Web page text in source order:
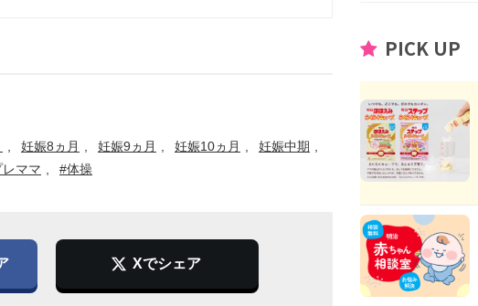
妊娠8ヵ月 妊娠9ヵ月 妊娠10ヵ月
妊娠中期
ママ
#体操
Xでシェア
PICK UP